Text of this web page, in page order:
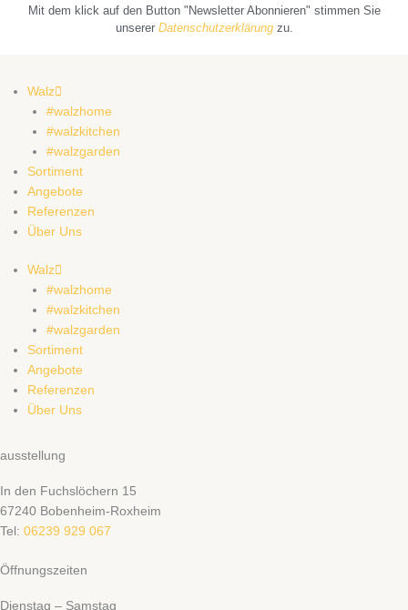
Mit dem klick auf den Button "Newsletter Abonnieren" stimmen Sie
unserer Datenschutzerklärungzu.
Walz
#walzhome
#walzkitchen
#walzgarden
Sortiment
Angebote
Referenzen
Über Uns
Walz
#walzhome
#walzkitchen
#walzgarden
Sortiment
Angebote
Referenzen
Über Uns
ausstellung
In den Fuchslöchern 15
67240 Bobenheim-Roxheim
Tel: 06239 929 067
Öffnungszeiten
Dienstag – Samstag